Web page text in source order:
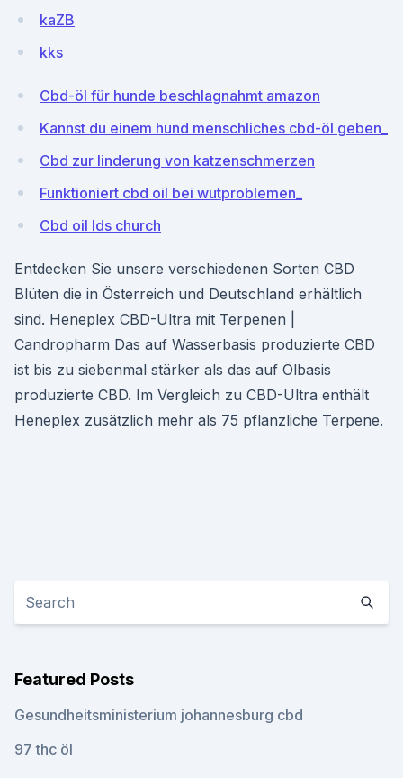
kaZB
kks
Cbd-öl für hunde beschlagnahmt amazon
Kannst du einem hund menschliches cbd-öl geben_
Cbd zur linderung von katzenschmerzen
Funktioniert cbd oil bei wutproblemen_
Cbd oil lds church
Entdecken Sie unsere verschiedenen Sorten CBD
Blüten die in Österreich und Deutschland erhältlich
sind. Heneplex CBD-Ultra mit Terpenen |
Candropharm Das auf Wasserbasis produzierte CBD
ist bis zu siebenmal stärker als das auf Ölbasis
produzierte CBD. Im Vergleich zu CBD-Ultra enthält
Heneplex zusätzlich mehr als 75 pflanzliche Terpene.
Featured Posts
Gesundheitsministerium johannesburg cbd
97 thc öl